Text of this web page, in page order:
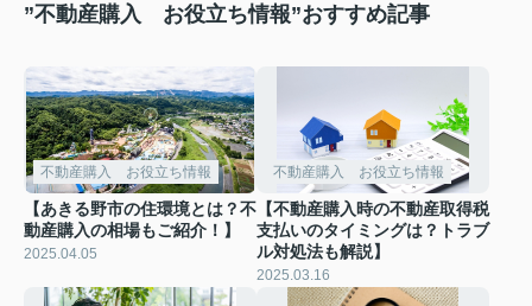
”不動産購入 お役立ち情報”おすすめ記事
不動産購入 お役立ち情報
【あきる野市の住環境とは？不
動産購入の相場もご紹介！】
2025.04.05
不動産購入 お役立ち情報
【不動産購入時の不動産取得税
支払いのタイミングは？トラブ
ル対処法も解説】
2025.03.16